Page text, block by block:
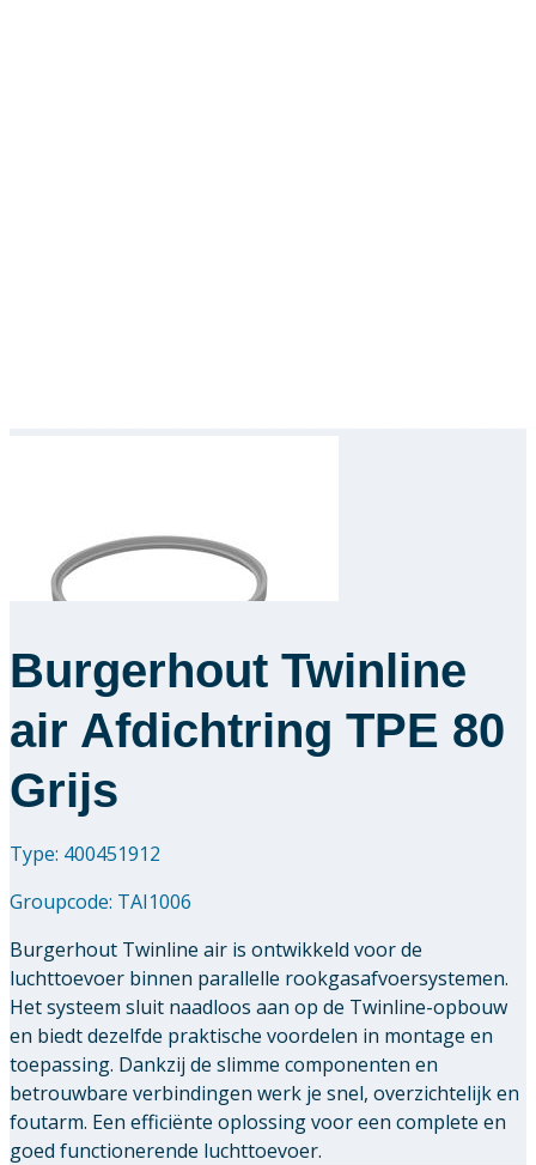
Burgerhout Twinline
air Afdichtring TPE 80
Grijs
Type: 400451912
Groupcode: TAI1006
Burgerhout Twinline air is ontwikkeld voor de
luchttoevoer binnen parallelle rookgasafvoersystemen.
Het systeem sluit naadloos aan op de Twinline-opbouw
en biedt dezelfde praktische voordelen in montage en
toepassing. Dankzij de slimme componenten en
betrouwbare verbindingen werk je snel, overzichtelijk en
foutarm. Een efficiënte oplossing voor een complete en
goed functionerende luchttoevoer.